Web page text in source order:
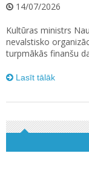
14/07/2026
Kultūras ministrs
nevalstisko
turpmākās finanšu
Lasīt tālāk